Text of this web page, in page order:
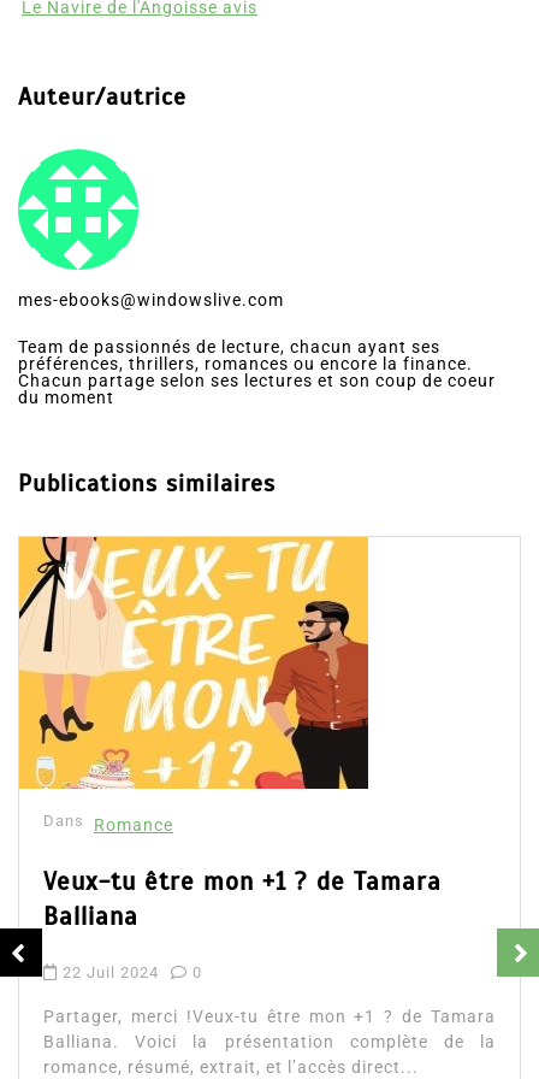
Le Navire de l'Angoisse avis
Auteur/autrice
mes-ebooks@windowslive.com
Team de passionnés de lecture, chacun ayant ses
préférences, thrillers, romances ou encore la finance.
Chacun partage selon ses lectures et son coup de coeur
du moment
Publications similaires
Dans Romance
Romances – l’actualité : été 2026
6 Juil 2026